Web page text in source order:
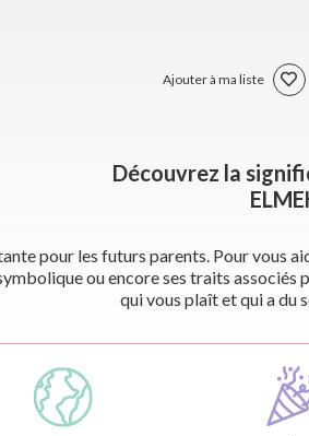
Ajouter à ma liste
Découvrez la
pour les futurs parents. Pour vous
ou encore ses traits
qui vous plaît et qui a du